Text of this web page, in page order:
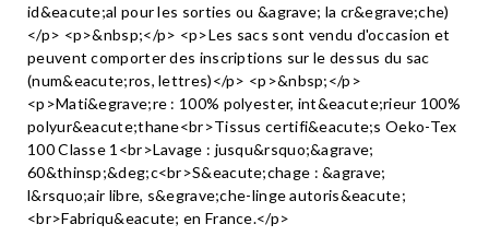
id&eacute;al pour les sorties ou &agrave; la cr&egrave;che)
</p> <p>&nbsp;</p> <p>Les sacs sont vendu d'occasion et
peuvent comporter des inscriptions sur le dessus du sac
(num&eacute;ros, lettres)</p> <p>&nbsp;</p>
<p>Mati&egrave;re : 100% polyester, int&eacute;rieur 100%
polyur&eacute;thane<br>Tissus certifi&eacute;s Oeko-Tex
100 Classe 1<br>Lavage : jusqu&rsquo;&agrave;
60&thinsp;&deg;c<br>S&eacute;chage : &agrave;
l&rsquo;air libre, s&egrave;che-linge autoris&eacute;
<br>Fabriqu&eacute; en France.</p>